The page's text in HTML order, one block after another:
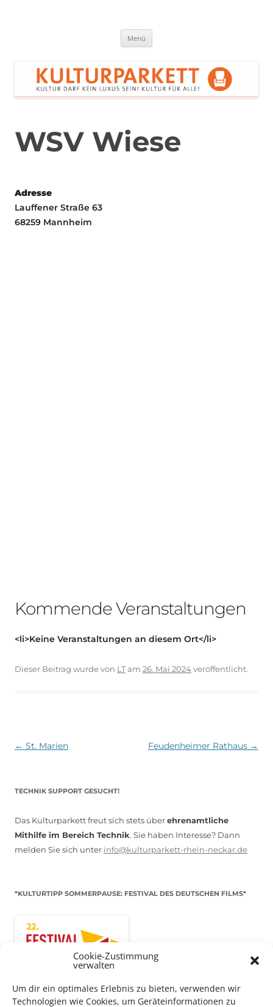
Cookie-Zustimmung
verwalten
Um dir ein optimales Erlebnis zu bieten, verwenden wir
Technologien wie Cookies, um Geräteinformationen zu
Menü
WSV Wiese
Adresse
Lauffener Straße 63
68259 Mannheim
Kommende Veranstaltungen
<li>Keine Veranstaltungen an diesem Ort</li>
Dieser Beitrag wurdevon LTam 26. Mai 2024veröffentlicht.
Beitragsnavigation
← St. Marien Feudenheimer Rathaus →
TECHNIK SUPPORT GESUCHT!
Das Kulturparkett freut sich stets überehrenamtliche
Mithilfe im Bereich Technik. Sie haben Interesse? Dann
melden Sie sich unter info@kulturparkett-rhein-neckar.de
*KULTURTIPP SOMMERPAUSE: FESTIVAL DES DEUTSCHEN FILMS*